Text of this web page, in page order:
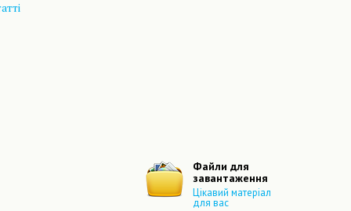
Файли для
завантаження
Цікавий матеріал
для вас